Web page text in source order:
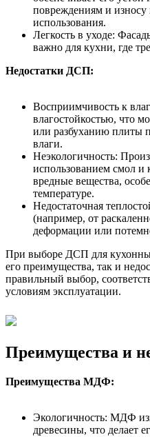
повреждениям и износу
использования.
Легкость в уходе:
важно для кухни, где
Недостатки ДСП:
Восприимчивость к
влагостойкостью, что
или разбуханию плиты
влаги.
Неэкологичность:
использованием смол и
вредные вещества,
температуре.
Недостаточная
(например, от
деформации или
При выборе ДСП для
его преимущества, так и
правильный выбор,
условиям эксплуатации.
Преимущества и
Преимущества МДФ:
Экологичность: МДФ
древесины, что делает